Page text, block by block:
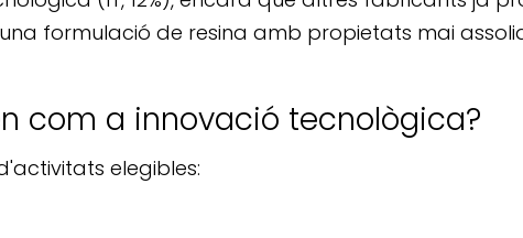
formulació de resina amb propietats mai
com a innovació tecnològica?
elegibles: